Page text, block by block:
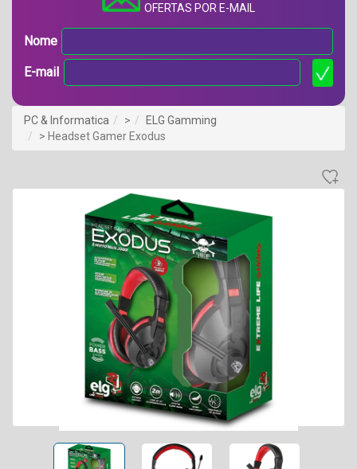
OFERTAS POR E-MAIL
Nome
E-mail
PC & Informatica >
ELG Gamming
> Headset Gamer Exodus